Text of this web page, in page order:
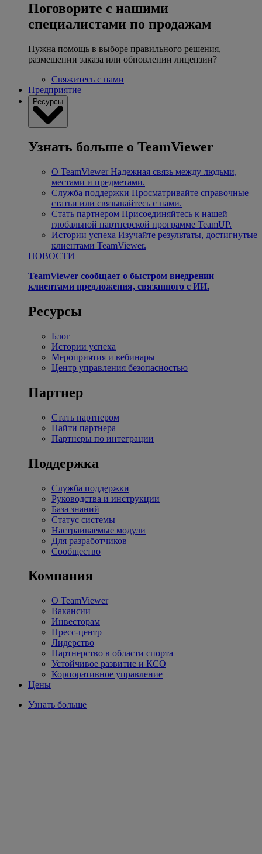
Поговорите с нашими
специалистами по продажам
Нужна помощь в выборе правильного решения,
размещении заказа или обновлении лицензии?
Свяжитесь с нами
Предприятие
Ресурсы
Узнать больше о TeamViewer
О TeamViewer Надежная связь между людьми,
местами и предметами.
Служба поддержки Просматривайте справочные
статьи или связывайтесь с нами.
Стать партнером Присоединяйтесь к нашей
глобальной партнерской программе TeamUP.
Истории успеха Изучайте результаты, достигнутые
клиентами TeamViewer.
НОВОСТИ
TeamViewer сообщает о быстром внедрении
клиентами предложения, связанного с ИИ.
Ресурсы
Блог
Истории успеха
Мероприятия и вебинары
Центр управления безопасностью
Партнер
Стать партнером
Найти партнера
Партнеры по интеграции
Поддержка
Служба поддержки
Руководства и инструкции
База знаний
Статус системы
Настраиваемые модули
Для разработчиков
Сообщество
Компания
О TeamViewer
Вакансии
Инвесторам
Пресс-центр
Лидерство
Партнерство в области спорта
Устойчивое развитие и КСО
Корпоративное управление
Цены
Узнать больше